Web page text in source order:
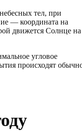
тел, при
— координата на
движется Солнце на
угловое
происходят